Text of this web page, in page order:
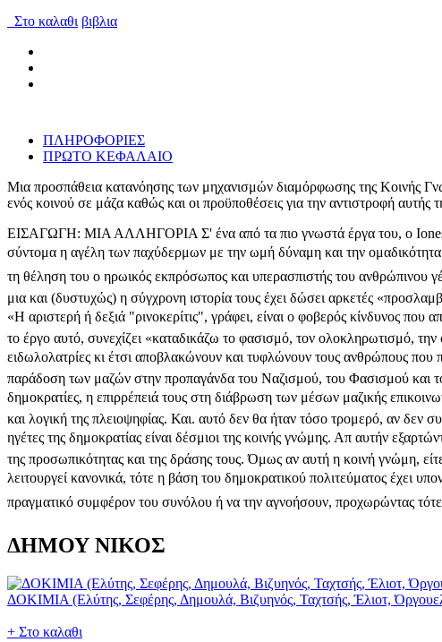
Στο καλαθι βιβλια
ΠΛΗΡΟΦΟΡΙΕΣ
ΠΡΩΤΟ ΚΕΦΑΛΑΙΟ
Μια προσπάθεια κατανόησης των μηχανισμών διαμόρφωσης της Κοινής
ενός κοινού σε μάζα καθώς και οι προϋποθέσεις για την αντιστροφή αυτής
ΕΙΣΑΓΩΓΗ: ΜΙΑ ΑΛΛΗΓΟΡΙΑ Σ' ένα από τα πιο γνωστά έργα του, ο Ιοnesco
σύντομα η αγέλη των παχύδερμων με την ωμή δύναμη και την ομαδικότητα
τη θέληση του ο ηρωικός εκπρόσωπος και υπερασπιστής του ανθρώπινου
μια και (δυστυχώς) η σύγχρονη ιστορία τους έχει δώσει αρκετές
«Η αριστερή ή δεξιά "ρινοκερίτις", γράφει, είναι ο φοβερός κίνδυνος που
το έργο αυτό, συνεχίζει «καταδικάζω το φασισμό, τον ολοκληρωτισμό,
ειδωλολατρίες κι έτσι αποβλακώνουν και τυφλώνουν τους ανθρώπους που
παράδοση των μαζών στην προπαγάνδα του Ναζισμού, του Φασισμού και
δημοκρατίες, η επιρρέπειά τους στη διάβρωση των μέσων μαζικής
και λογική της πλειοψηφίας. Και. αυτό δεν θα ήταν τόσο τρομερό, αν δεν
ηγέτες της δημοκρατίας είναι δέσμιοι της κοινής γνώμης. Απ αυτήν
της προσωπικότητας και της δράσης τους. Όμως αν αυτή η κοινή γνώμη,
λειτουργεί κανονικά, τότε η βάση του δημοκρατικού πολιτεύματος έχει
πραγματικό συμφέρον του συνόλου ή να την αγνοήσουν, προχωρώντας
ΔΗΜΟΥ ΝΙΚΟΣ
ΔΟΚΙΜΙΑ (Ελύτης, Σεφέρης, Δημουλά, Βιζυηνός, Ταχτσής, Έλιοτ,
+ Στο καλαθι